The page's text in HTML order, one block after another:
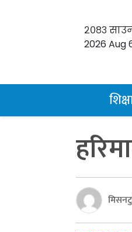
२०८३
2026 Aug